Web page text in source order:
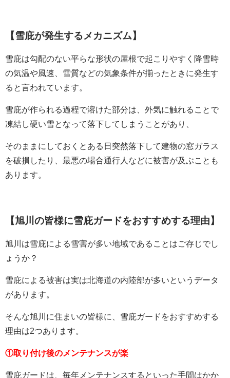
【雪庇が発生するメカニズム】
雪庇は勾配のない平らな形状の屋根で起こりやすく降雪時
の気温や風速、雪質などの気象条件が揃ったときに発生す
ると言われています。
雪庇が作られる過程で溶けた部分は、外気に触れることで
凍結し硬い雪となって落下してしまうことがあり、
そのままにしておくとある日突然落下して建物の窓ガラス
を破損したり、最悪の場合通行人などに被害が及ぶことも
あります。
【旭川の皆様に雪庇ガードをおすすめする理由】
旭川は雪庇による雪害が多い地域であることはご存じでし
ょうか？
雪庇による被害は実は北海道の内陸部が多いというデータ
があります。
そんな旭川に住まいの皆様に、雪庇ガードをおすすめする
理由は2つあります。
①取り付け後のメンテナンスが楽
雪庇ガードは、毎年メンテナンスするといった手間はかか